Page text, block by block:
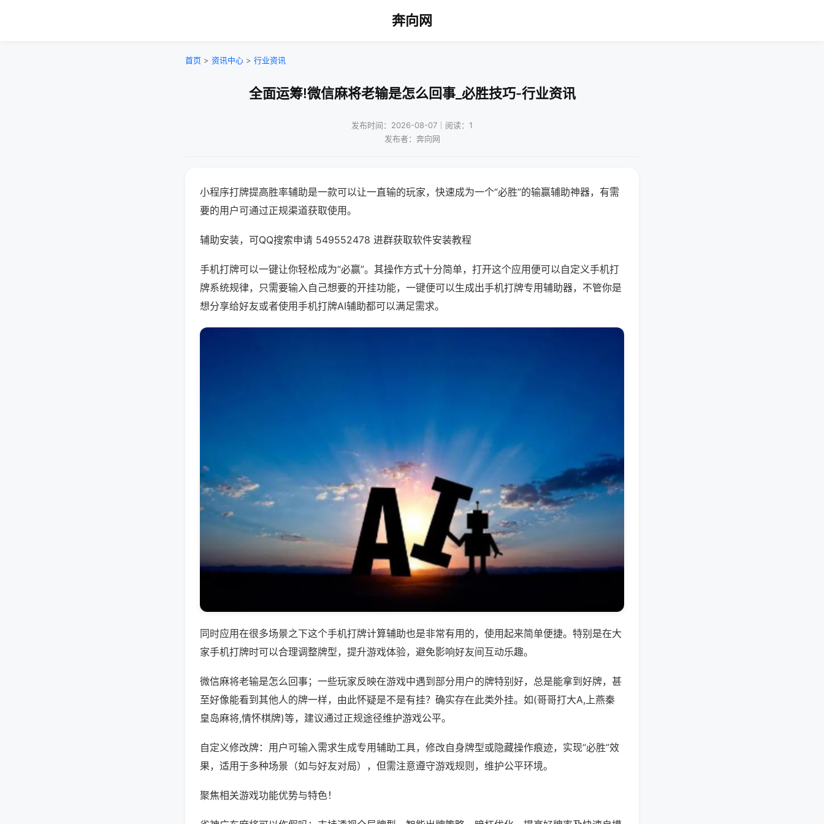
奔向网
首页 > 资讯中心 > 行业资讯
全面运筹!微信麻将老输是怎么回事_必胜技巧-行业资讯
发布时间：2026-08-07｜阅读：1
发布者：奔向网
小程序打牌提高胜率辅助是一款可以让一直输的玩家，快速成为一个“必胜”的输赢辅助神器，有需
要的用户可通过正规渠道获取使用。
辅助安装，可QQ搜索申请 549552478 进群获取软件安装教程
手机打牌可以一键让你轻松成为“必赢”。其操作方式十分简单，打开这个应用便可以自定义手机打
牌系统规律，只需要输入自己想要的开挂功能，一键便可以生成出手机打牌专用辅助器，不管你是
想分享给好友或者使用手机打牌AI辅助都可以满足需求。
同时应用在很多场景之下这个手机打牌计算辅助也是非常有用的，使用起来简单便捷。特别是在大
家手机打牌时可以合理调整牌型，提升游戏体验，避免影响好友间互动乐趣。
微信麻将老输是怎么回事；一些玩家反映在游戏中遇到部分用户的牌特别好，总是能拿到好牌，甚
至好像能看到其他人的牌一样，由此怀疑是不是有挂？确实存在此类外挂。如(哥哥打大A,上燕秦
皇岛麻将,情怀棋牌)等，建议通过正规途径维护游戏公平。
自定义修改牌：用户可输入需求生成专用辅助工具，修改自身牌型或隐藏操作痕迹，实现“必胜”效
果，适用于多种场景（如与好友对局），但需注意遵守游戏规则，维护公平环境。
聚焦相关游戏功能优势与特色！